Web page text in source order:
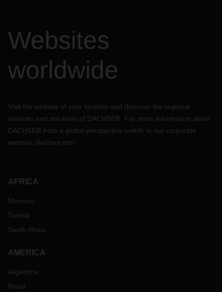
Websites
worldwide
Visit the website of your location and discover the regional
services and solutions of DACHSER. For more information about
DACHSER from a global perspective switch to our corporate
website: dachser.com
AFRICA
Morocco
Tunisia
South Africa
AMERICA
Argentina
Brazil